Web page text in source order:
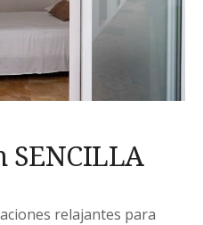
relajantes para